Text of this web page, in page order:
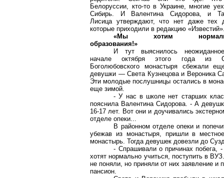
Белоруссии, кто-то в Украине, многие
Сибирь. И Валентина Сидорова, и
Лисица утверждают, что нет даже тех
которые приходили в редакцию
«Мы хотим
образования!»
И тут выяснилось
начале октября этого года из
Боголюбовского монастыря сбежали
девушки — Света Кузнецова и Вероника
Эти молодые послушницы остались в
еще зимой.
- У нас в школе нет старших
пояснила Валентина Сидорова. - А
16-17 лет. Вот они и доучивались
отделе опеки...
В районном отделе опеки и
убежав из монастыря, пришли в
монастырь. Тогда девушек довезли до
- Спрашивали о причинах побега,
хотят нормально учиться, поступить в
не поняли, но приняли от них заявление
пансион.